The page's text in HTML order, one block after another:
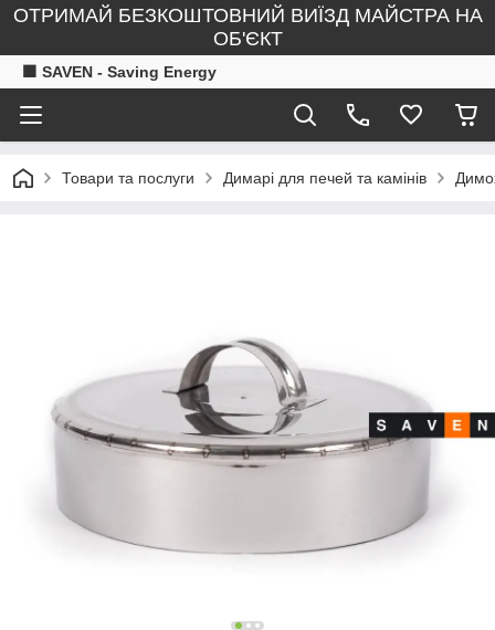
ОТРИМАЙ БЕЗКОШТОВНИЙ ВИЇЗД МАЙСТРА НА
ОБ'ЄКТ
🟧 SAVEN - Saving Energy
Товари та послуги Димарі для печей та камінів